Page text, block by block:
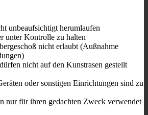
unbeaufsichtigt herumlaufen
unter Kontrolle zu halten
nicht erlaubt (Außnahme
nicht auf den Kunstrasen gestellt
oder sonstigen Einrichtungen sind zu
nur für ihren gedachten Zweck verwendet